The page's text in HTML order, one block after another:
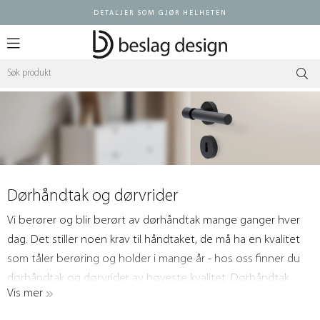
DETALJER SOM GJØR HELHETEN
Dørhåndtak og dørvrider
Vi berører og blir berørt av dørhåndtak mange ganger hver
dag. Det stiller noen krav til håndtaket, de må ha en kvalitet
som tåler berøring og holder i mange år - hos oss finner du
dørhåndtak og dørvrider av høyeste kvalitet. Dørhåndtak
som passer til ditt hjem eller prosjekt og gjenspeiler din
Vis mer